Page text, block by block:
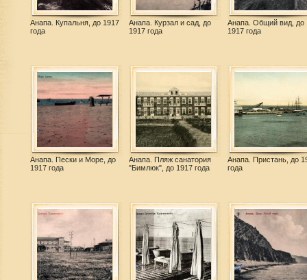
Анапа. Купальня, до 1917
года
Анапа. Курзал и сад, до
1917 года
Анапа. Общий вид, до
1917 года
Анапа. Пески и Море, до
1917 года
Анапа. Пляж санатория
"Бимлюк", до 1917 года
Анапа. Пристань, до
года